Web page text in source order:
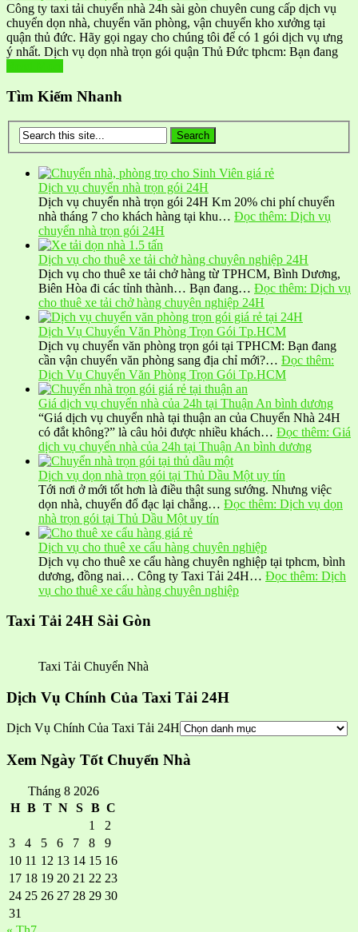
Công ty taxi tải chuyển nhà 24h sài gòn chuyên cung cấp dịch vụ
chuyển dọn nhà, chuyển văn phòng, vận chuyển kho xưởng tại
quận thủ đức. Hãy gọi ngay cho chúng tôi để có 1 gói dịch vụ ưng
ý nhất. Dịch vụ dọn nhà trọn gói quận Thủ Đức tphcm: Bạn đang
Tìm Kiếm Nhanh
Dịch vụ chuyển nhà trọn gói 24H
Dịch vụ chuyển nhà trọn gói 24H Km 20% chi phí chuyển
nhà tháng 7 cho khách hàng tại khu… Đọc thêm: Dịch vụ
chuyển nhà trọn gói 24H
Dịch vụ cho thuê xe tải chở hàng chuyên nghiệp 24H
Dịch vụ cho thuê xe tải chở hàng từ TPHCM, Bình Dương,
Biên Hòa đi các tỉnh thành… Bạn đang… Đọc thêm: Dịch vụ
cho thuê xe tải chở hàng chuyên nghiệp 24H
Dịch Vụ Chuyển Văn Phòng Trọn Gói Tp.HCM
Dịch vụ chuyển văn phòng trọn gói tại TPHCM: Bạn đang
cần vận chuyển văn phòng sang địa chỉ mới?… Đọc thêm:
Dịch Vụ Chuyển Văn Phòng Trọn Gói Tp.HCM
Giá dịch vụ chuyển nhà của 24h tại Thuận An bình dương
“Giá dịch vụ chuyển nhà tại thuận an của Chuyển Nhà 24H
có đắt không?” là câu hỏi được nhiều khách… Đọc thêm: Giá
dịch vụ chuyển nhà của 24h tại Thuận An bình dương
Dịch vụ dọn nhà trọn gói tại Thủ Dầu Một uy tín
Tới nơi ở mới tốt hơn là điều thật sung sướng. Nhưng việc
dọn nhà, chuyển đổ đạc lại chẳng… Đọc thêm: Dịch vụ dọn
nhà trọn gói tại Thủ Dầu Một uy tín
Dịch vụ cho thuê xe cẩu hàng chuyên nghiệp
Dịch vụ cho thuê xe cẩu hàng chuyên nghiệp tại tphcm, bình
dương, đồng nai… Công ty Taxi Tải 24H… Đọc thêm: Dịch
vụ cho thuê xe cẩu hàng chuyên nghiệp
Taxi Tải 24H Sài Gòn
Taxi Tải Chuyển Nhà
Dịch Vụ Chính Của Taxi Tải 24H
Dịch Vụ Chính Của Taxi Tải 24H
Xem Ngày Tốt Chuyển Nhà
Tháng 8 2026
H B T N S B C
1
2
3
4 5 6 7 8
9
10 11 12 13 14 15 16
17 18 19 20 21 22 23
24 25 26 27 28 29 30
31